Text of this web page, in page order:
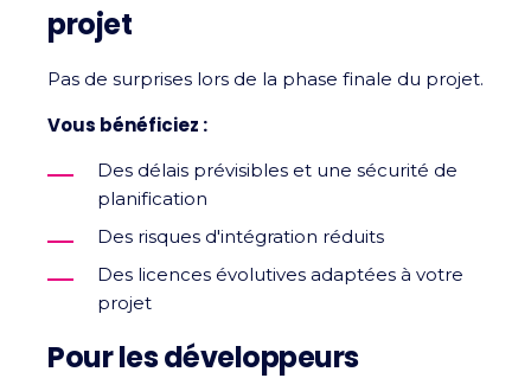
projet
Pas de surprises lors de la phase finale du projet.
Vous bénéficiez :
Des délais prévisibles et une sécurité de
planification
Des risques d'intégration réduits
Des licences évolutives adaptées à votre
projet
Pour les développeurs